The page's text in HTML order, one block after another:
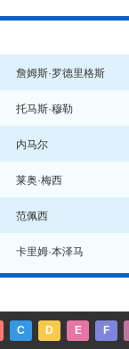
詹姆斯·罗德里格斯
托马斯·穆勒
内马尔
莱奥·梅西
范佩西
卡里姆·本泽马
C D E F